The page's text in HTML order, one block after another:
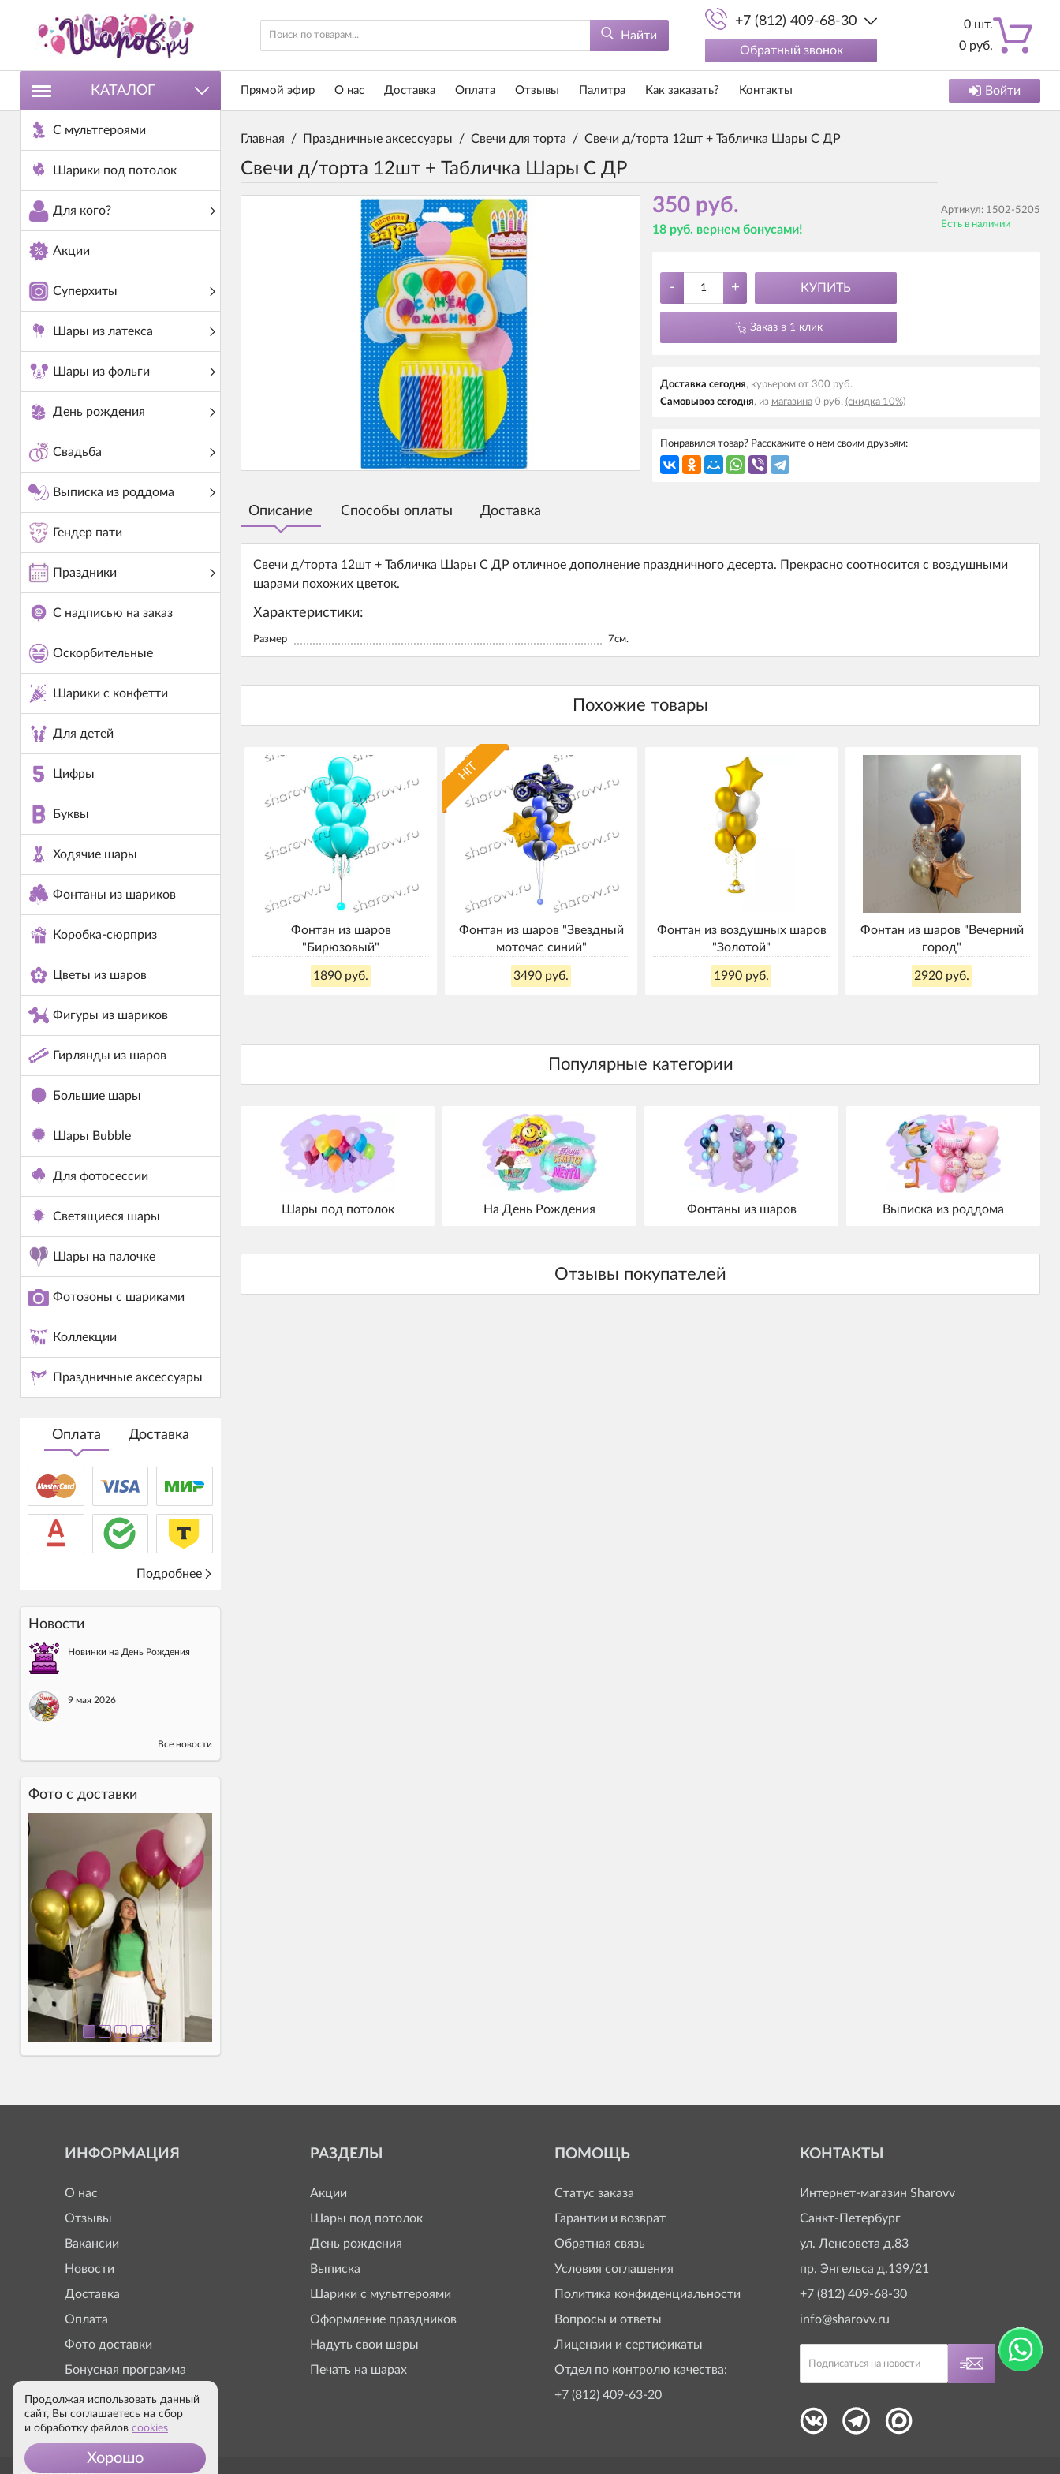
Найти
+7 (812) 409-68-30
Обратный звонок
0 шт.
0 руб.
КАТАЛОГ
С мультгероями
Шарики под потолок
Для кого?
Акции
Суперхиты
Шары из латекса
Шары из фольги
День рождения
Свадьба
Выписка из роддома
Гендер пати
Праздники
С надписью на заказ
Оскорбительные
Шарики с конфетти
Для детей
Цифры
Буквы
Ходячие шары
Фонтаны из шариков
Коробка-сюрприз
Цветы из шаров
Фигуры из шариков
Гирлянды из шаров
Большие шары
Шары Bubble
Для фотосессии
Светящиеся шары
Шары на палочке
Фотозоны с шариками
Коллекции
Праздничные аксессуары
Оплата Доставка
Подробнее
Новости
Новинки на День Рождения
9 мая 2026
Все новости
Фото c доставки
Прямой эфир О нас Доставка Оплата Отзывы Палитра Как заказать? Контакты Войти
Главная / Праздничные аксессуары / Свечи для торта / Свечи д/торта 12шт + Табличка Шары С ДР
Свечи д/торта 12шт + Табличка Шары С ДР
350 руб.
18 руб. вернем бонусами!
Артикул: 1502-5205
Есть в наличии
- + КУПИТЬ
Заказ в 1 клик
Доставка cегодня, курьером от 300 руб.
Самовывоз cегодня, из магазина 0 руб. (скидка 10%)
Понравился товар? Расскажите о нем своим друзьям:
Описание Способы оплаты Доставка
Свечи д/торта 12шт + Табличка Шары С ДР отличное дополнение праздничного десерта. Прекрасно соотносится с воздушными
шарами похожих цветок.
Характеристики:
Размер 7см.
Фонтан из шаров
"Бирюзовый"
1890 руб.
HIT
Фонтан из шаров "Звездный
моточас синий"
3490 руб.
Фонтан из воздушных шаров
"Золотой"
1990 руб.
Фонтан из шаров "Вечерний
город"
2920 руб.
Шары под потолок На День Рождения Фонтаны из шаров Выписка из роддома
ИНФОРМАЦИЯ
О нас
Отзывы
Вакансии
Новости
Доставка
Оплата
Фото доставки
Бонусная программа
РАЗДЕЛЫ
Акции
Шары под потолок
День рождения
Выписка
Шарики с мультгероями
Оформление праздников
Надуть свои шары
Печать на шарах
ПОМОЩЬ
Статус заказа
Гарантии и возврат
Обратная связь
Условия соглашения
Политика конфиденциальности
Вопросы и ответы
Лицензии и сертификаты
Отдел по контролю качества:
+7 (812) 409-63-20
КОНТАКТЫ
Интернет-магазин Sharovv
Санкт-Петербург
ул. Ленсовета д.83
пр. Энгельса д.139/21
+7 (812) 409-68-30
info@sharovv.ru
Продолжая использовать данный
сайт, Вы соглашаетесь на сбор
и обработку файлов cookies
Хорошо